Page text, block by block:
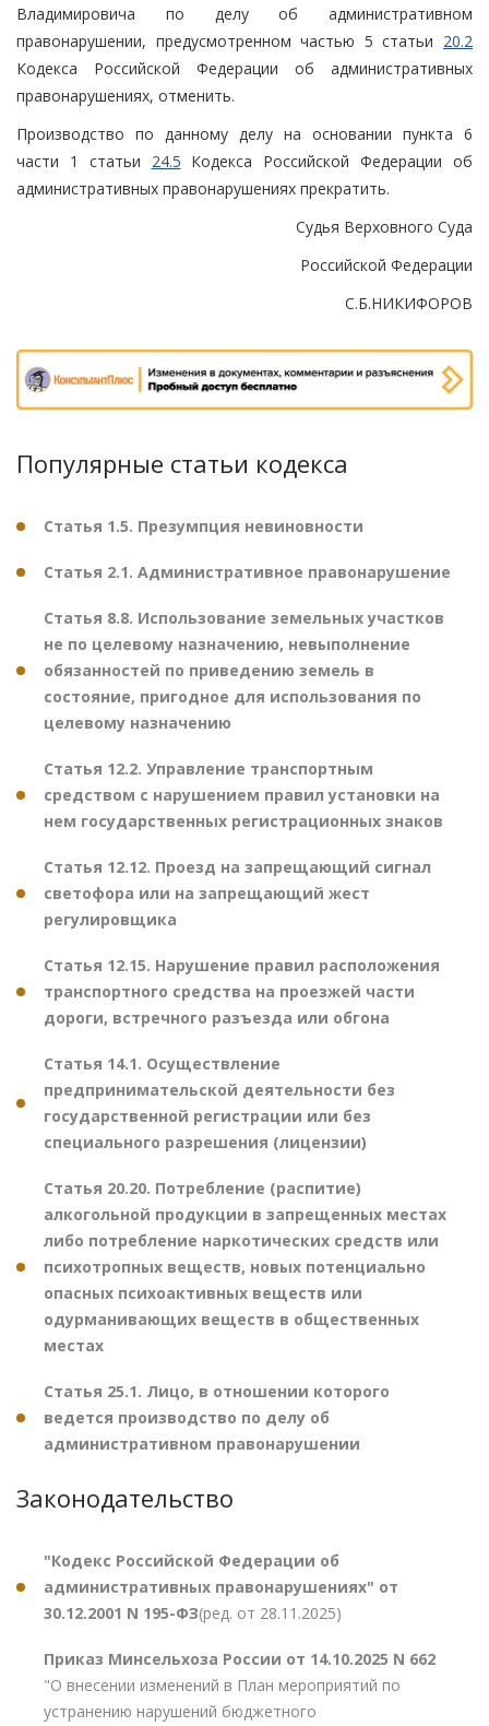
Владимировича по делу об административном
правонарушении, предусмотренном частью 5 статьи 20.2
Кодекса Российской Федерации об административных
правонарушениях, отменить.
Производство по данному делу на основании пункта 6
части 1 статьи 24.5 Кодекса Российской Федерации об
административных правонарушениях прекратить.
Судья Верховного Суда
Российской Федерации
С.Б.НИКИФОРОВ
Популярные статьи кодекса
Статья 1.5. Презумпция невиновности
Статья 2.1. Административное правонарушение
Статья 8.8. Использование земельных участков
не по целевому назначению, невыполнение
обязанностей по приведению земель в
состояние, пригодное для использования по
целевому назначению
Статья 12.2. Управление транспортным
средством с нарушением правил установки на
нем государственных регистрационных знаков
Статья 12.12. Проезд на запрещающий сигнал
светофора или на запрещающий жест
регулировщика
Статья 12.15. Нарушение правил расположения
транспортного средства на проезжей части
дороги, встречного разъезда или обгона
Статья 14.1. Осуществление
предпринимательской деятельности без
государственной регистрации или без
специального разрешения (лицензии)
Статья 20.20. Потребление (распитие)
алкогольной продукции в запрещенных местах
либо потребление наркотических средств или
психотропных веществ, новых потенциально
опасных психоактивных веществ или
одурманивающих веществ в общественных
местах
Статья 25.1. Лицо, в отношении которого
ведется производство по делу об
административном правонарушении
Законодательство
"Кодекс Российской Федерации об
административных правонарушениях" от
30.12.2001 N 195-ФЗ(ред. от 28.11.2025)
Приказ Минсельхоза России от 14.10.2025 N 662
"О внесении изменений в План мероприятий по
устранению нарушений бюджетного